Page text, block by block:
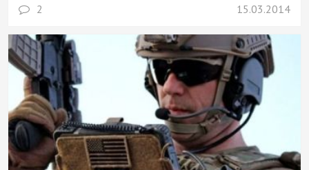
2 15.03.2014